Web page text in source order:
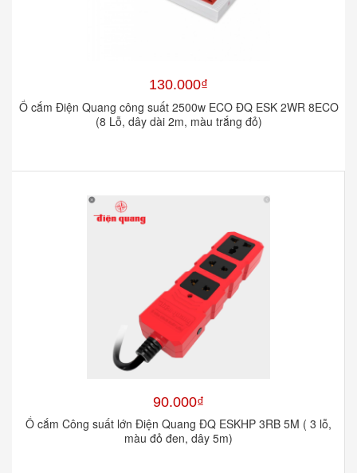
130.000₫
Ổ cắm Điện Quang công suất 2500w ECO ĐQ ESK 2WR 8ECO
(8 Lỗ, dây dài 2m, màu trắng đỏ)
90.000₫
Ổ cắm Công suất lớn Điện Quang ĐQ ESKHP 3RB 5M ( 3 lỗ,
màu đỏ đen, dây 5m)